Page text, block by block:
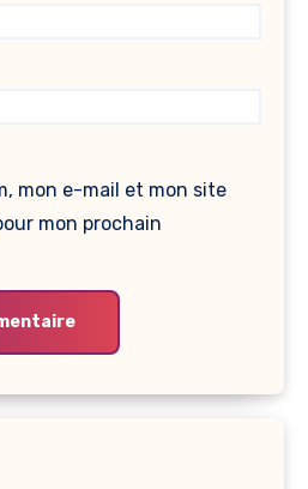
mon e-mail et mon site
mon prochain